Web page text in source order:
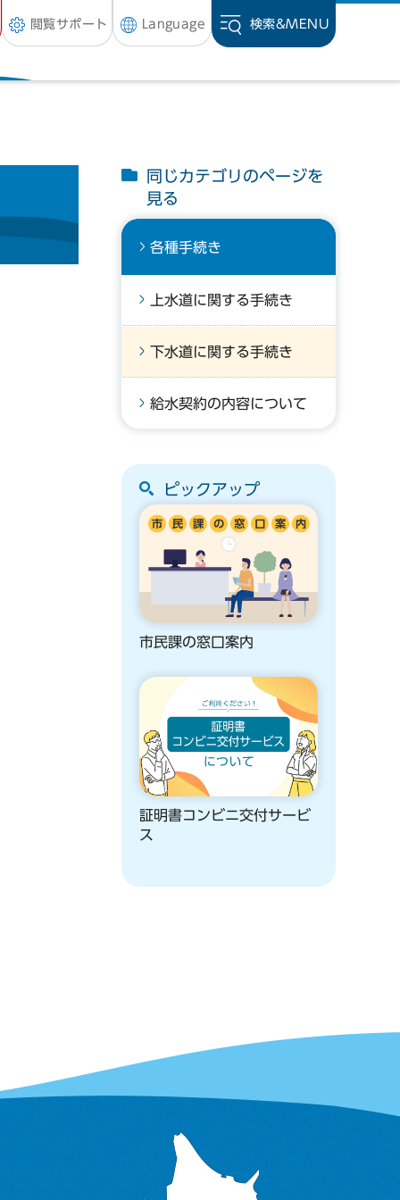
閲覧サポート Language 検索&MENU
同じカテゴリのページを
見る
各種手続き
上水道に関する手続き
下水道に関する手続き
給水契約の内容について
ピックアップ
市民課の窓口案内
証明書コンビニ交付サービ
ス